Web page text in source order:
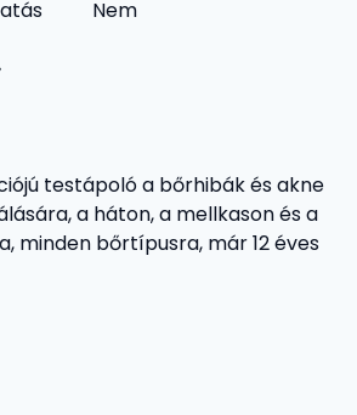
Nem
testápoló a bőrhibák és akne
a háton, a mellkason és a
minden bőrtípusra, már 12 éves